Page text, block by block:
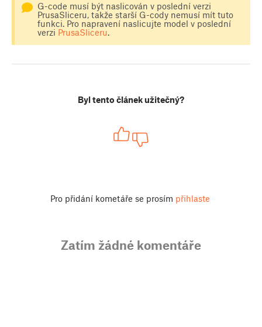
G-code musí být naslicován v poslední verzi
PrusaSliceru, takže starší G-cody nemusí mít tuto
funkci. Pro napravení naslicujte model v poslední
verzi PrusaSliceru.
Byl tento článek užitečný?
Pro přidání kometáře se prosím přihlaste
Zatím žádné komentáře